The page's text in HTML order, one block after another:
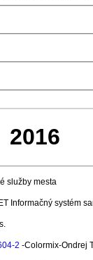
2016
služby mesta
Informačný systém
2 -Colormix-Ondrej